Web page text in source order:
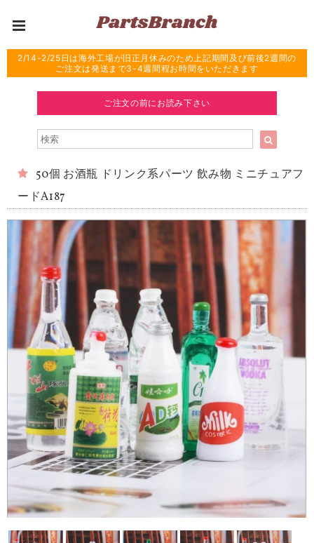
2/14-2/25日は海外工場が旧正月休みのため上記期間及び前後2週間の
ご注文は発送まで3-4週間程お時間をいただきます
ご注文の前にお読み下さい
50個 お酒瓶 ドリンク系パーツ 飲み物 ミニチュアフ
ードA187